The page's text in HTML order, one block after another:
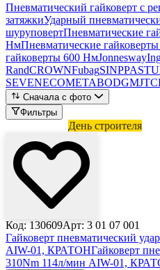
Пневматический гайковерт с
затяжкиУдарный
шуруповертПневматические
НмПневматические
гайковерты 600 НмJonnesway
RandCROWNFubagSINPPA
SEVENECOMETABODGMJTC
Сначала с фото
Фильтры
День строителя
Код: 130609Арт: 3 01 07 001
Гайковерт пневматический
AIW-01, КРАТОНГайковерт
310Nm 114л/мин AIW-01,